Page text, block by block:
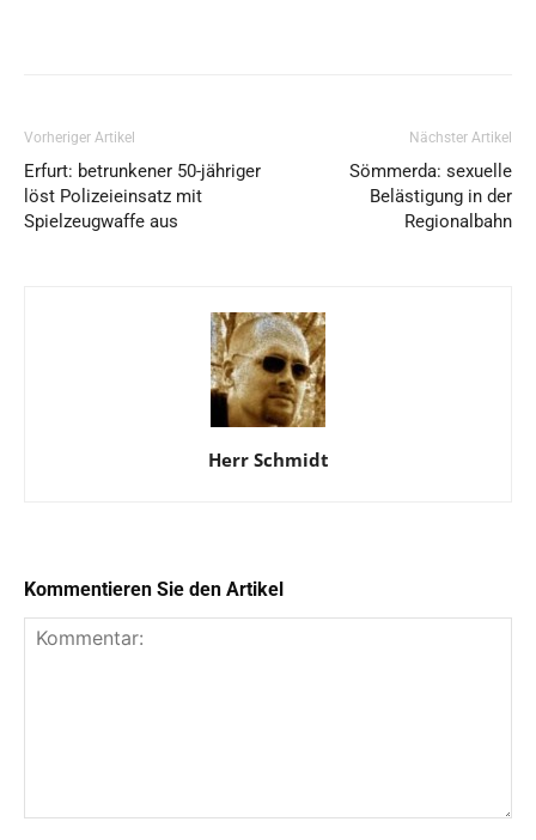
Vorheriger Artikel
Erfurt: betrunkener 50-jähriger
löst Polizeieinsatz mit
Spielzeugwaffe aus
Nächster Artikel
Sömmerda: sexuelle
Belästigung in der
Regionalbahn
Herr Schmidt
Kommentieren Sie den Artikel